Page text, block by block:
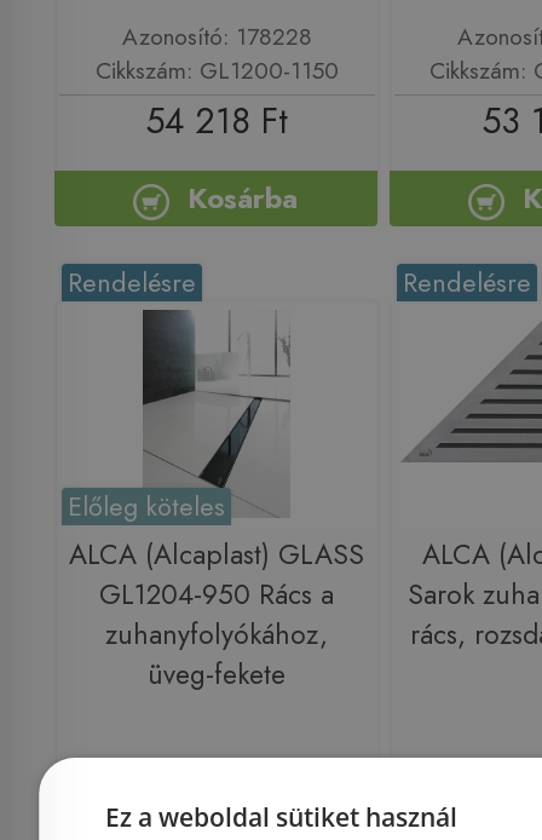
Azonosító: 178228
Cikkszám: GL1200-1150
54 218 Ft
Kosárba
Cikkszám:
53
Rendelésre
Előleg köteles
ALCA (Alcaplast) GLASS
GL1204-950 Rács a
zuhanyfolyókához,
üveg-fekete
Cikkszám: GL1204-950
Rendelésre
ALCA
Sarok
rács,
Ez a weboldal sütiket használ